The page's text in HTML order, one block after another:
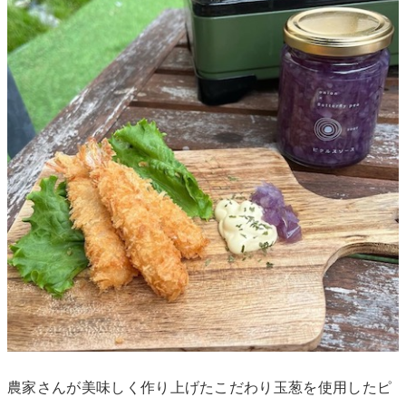
農家さんが美味しく作り上げたこだわり玉葱を使用したピ